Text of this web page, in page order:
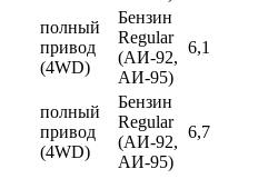
полный
привод
(4WD)
Бензин
Regular
(АИ-92,
АИ-95)
6,1
полный
привод
(4WD)
Бензин
Regular
(АИ-92,
АИ-95)
6,7